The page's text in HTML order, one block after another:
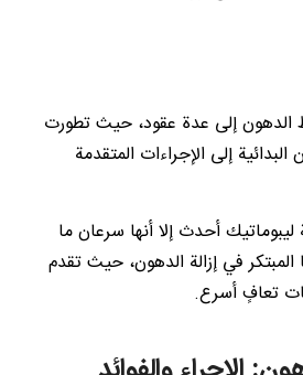
الدهون إلى عدة عقود، حيث تطورت
إلى الإجراءات المتقدمة
أحدث إلا أنها سرعان ما
المبتكر في إزالة الدهون، حيث تقدم
تعافٍ أسرع.